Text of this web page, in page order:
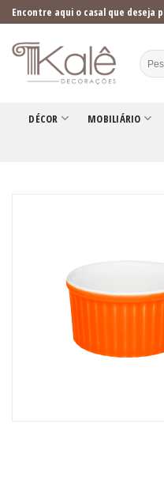
Skip
to
content
Encontre aqui o casal que deseja
DÉCOR MOBILIÁRIO